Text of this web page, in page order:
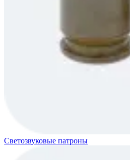
Светозвуковые патроны